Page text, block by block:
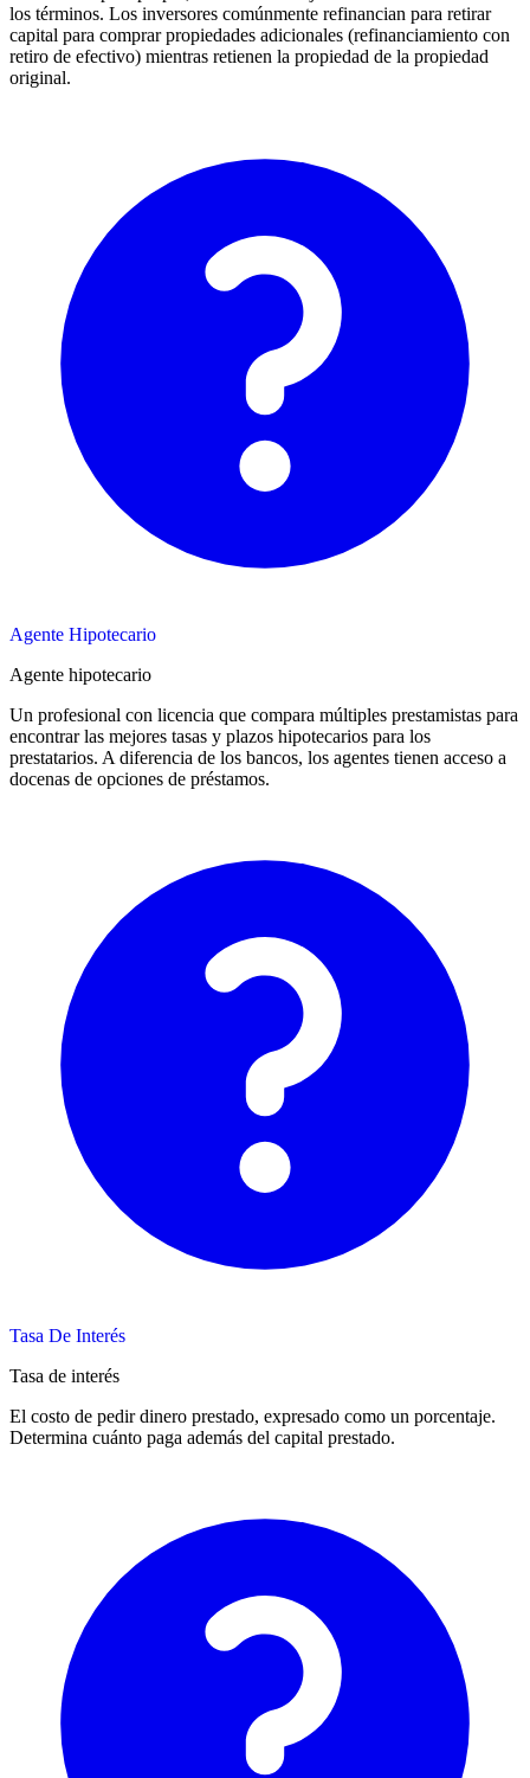
los términos. Los inversores comúnmente refinancian para retirar
capital para comprar propiedades adicionales (refinanciamiento con
retiro de efectivo) mientras retienen la propiedad de la propiedad
original.
Agente Hipotecario
Agente hipotecario
Un profesional con licencia que compara múltiples prestamistas para
encontrar las mejores tasas y plazos hipotecarios para los
prestatarios. A diferencia de los bancos, los agentes tienen acceso a
docenas de opciones de préstamos.
Tasa De Interés
Tasa de interés
El costo de pedir dinero prestado, expresado como un porcentaje.
Determina cuánto paga además del capital prestado.